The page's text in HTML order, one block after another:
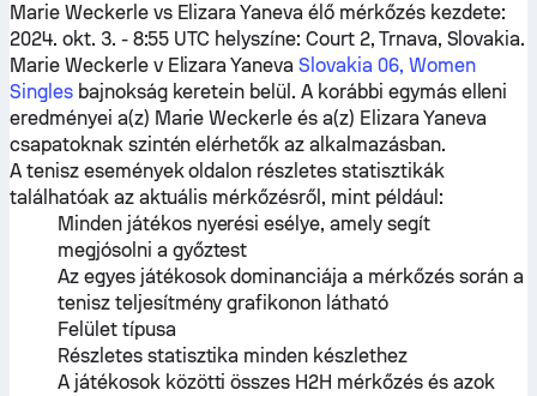
Marie Weckerlevs Elizara Yaneva élő mérkőzés kezdete:
2024. okt. 3. - 8:55 UTC helyszíne: Court 2, Trnava, Slovakia.
Marie Weckerlev Elizara Yaneva Slovakia 06, Women
Singles bajnokság keretein belül. A korábbi egymás elleni
eredményei a(z) Marie Weckerle és a(z) Elizara Yaneva
csapatoknak szintén elérhetők az alkalmazásban.
A tenisz események oldalon részletes statisztikák
találhatóak az aktuális mérkőzésről, mint például:
Minden játékos nyerési esélye, amely segít
megjósolni a győztest
Az egyes játékosok dominanciája a mérkőzés során a
tenisz teljesítmény grafikonon látható
Felület típusa
Részletes statisztika minden készlethez
A játékosok közötti összes H2H mérkőzés és azok